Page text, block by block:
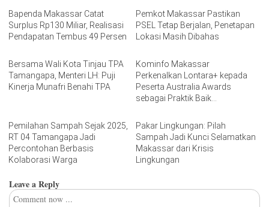
Bapenda Makassar Catat
Surplus Rp130 Miliar, Realisasi
Pendapatan Tembus 49 Persen
Pemkot Makassar Pastikan
PSEL Tetap Berjalan, Penetapan
Lokasi Masih Dibahas
Bersama Wali Kota Tinjau TPA
Tamangapa, Menteri LH: Puji
Kinerja Munafri Benahi TPA
Kominfo Makassar
Perkenalkan Lontara+ kepada
Peserta Australia Awards
sebagai Praktik Baik
Pemilahan Sampah Sejak 2025,
RT 04 Tamangapa Jadi
Percontohan Berbasis
Kolaborasi Warga
Pakar Lingkungan: Pilah
Sampah Jadi Kunci Selamatkan
Makassar dari Krisis
Lingkungan
Leave a Reply